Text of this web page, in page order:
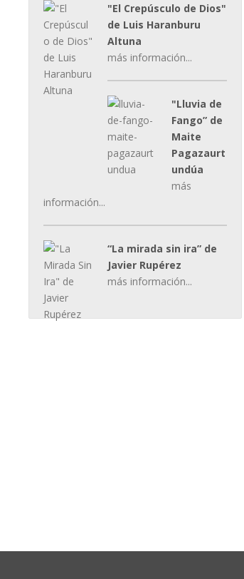
"El Crepúsculo de Dios"
de Luis Haranburu
Altuna
más información...
"Lluvia de
Fango” de
Maite
Pagazaurt
undúa
más
información...
“La mirada sin ira” de
Javier Rupérez
más información...